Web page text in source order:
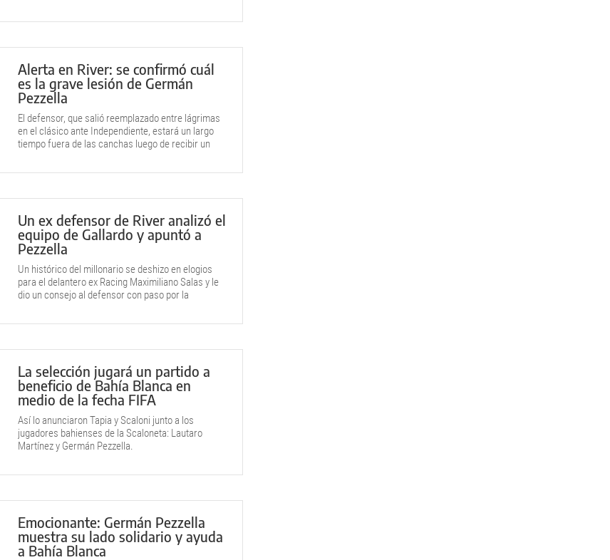
Alerta en River: se confirmó cuál
es la grave lesión de Germán
Pezzella
El defensor, que salió reemplazado entre lágrimas
en el clásico ante Independiente, estará un largo
tiempo fuera de las canchas luego de recibir un
Un ex defensor de River analizó el
equipo de Gallardo y apuntó a
Pezzella
Un histórico del millonario se deshizo en elogios
para el delantero ex Racing Maximiliano Salas y le
dio un consejo al defensor con paso por la
La selección jugará un partido a
beneficio de Bahía Blanca en
medio de la fecha FIFA
Así lo anunciaron Tapia y Scaloni junto a los
jugadores bahienses de la Scaloneta: Lautaro
Martínez y Germán Pezzella.
Emocionante: Germán Pezzella
muestra su lado solidario y ayuda
a Bahía Blanca